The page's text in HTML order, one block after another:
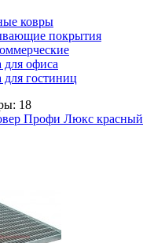
ковры
покрытия
для офиса
для гостиниц
18
Профи Люкс красный